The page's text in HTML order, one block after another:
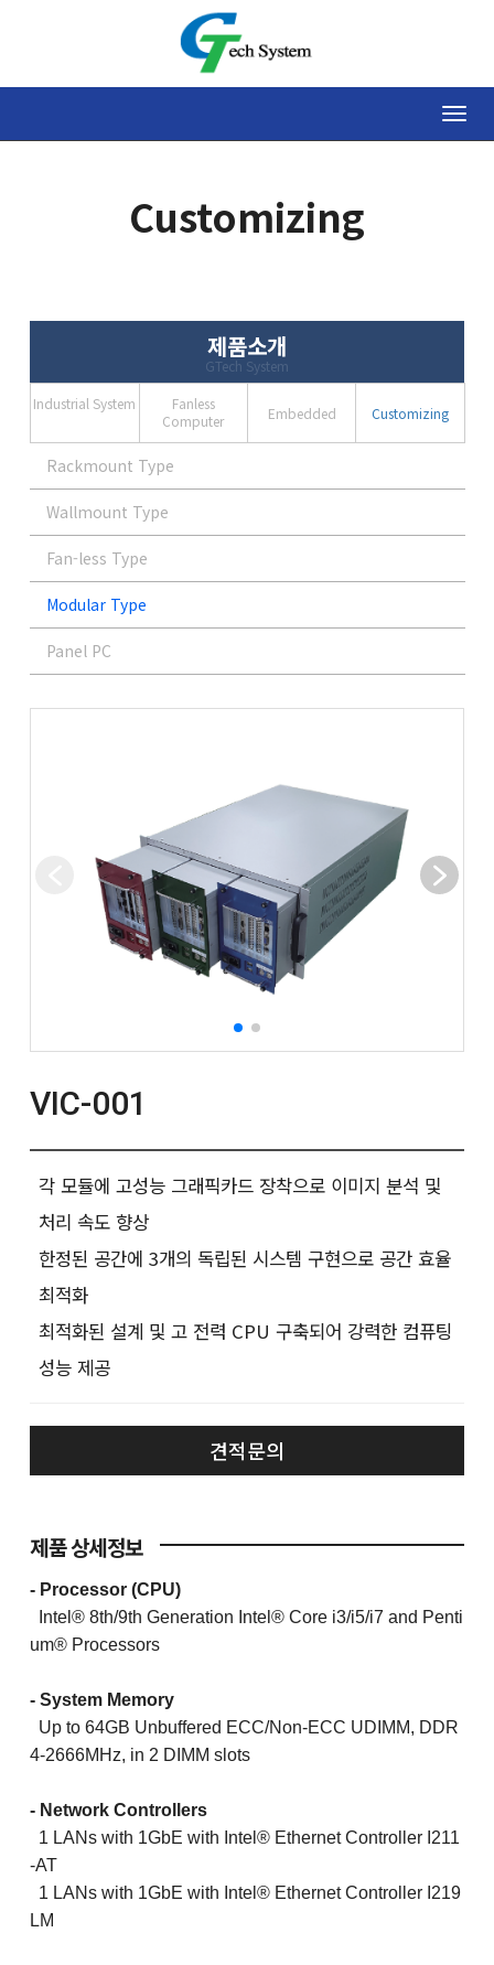
Toggle
Customizing
제품소개
GTech System
Industrial System
Fanless
Computer
Embedded Customizing
Rackmount Type
Wallmount Type
Fan-less Type
Modular Type
Panel PC
VIC-001
각 모듈에 고성능 그래픽카드 장착으로 이미지 분석 및
처리 속도 향상
한정된 공간에 3개의 독립된 시스템 구현으로 공간 효율
최적화
최적화된 설계 및 고 전력 CPU 구축되어 강력한 컴퓨팅
성능 제공
견적문의
제품 상세정보
- Processor (CPU)
Intel® 8th/9th Generation Intel® Core i3/i5/i7 and Penti
um® Processors
- System Memory
Up to 64GB Unbuffered ECC/Non-ECC UDIMM, DDR
4-2666MHz, in 2 DIMM slots
- Network Controllers
1 LANs with 1GbE with Intel® Ethernet Controller I211
-AT
1 LANs with 1GbE with Intel® Ethernet Controller I219
LM